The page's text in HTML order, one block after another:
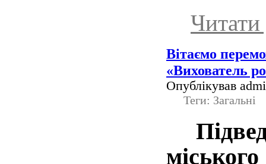
Вітаємо
«Вихователь
Опублікував
Теги: Загальні